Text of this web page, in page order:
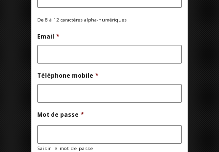
De 8 à 12 caractères alpha-numériques
Email *
Téléphone mobile *
Mot de passe *
Saisir le mot de passe